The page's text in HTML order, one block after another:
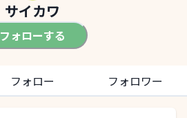
サイカワ
フォローする
フォロー フォロワー